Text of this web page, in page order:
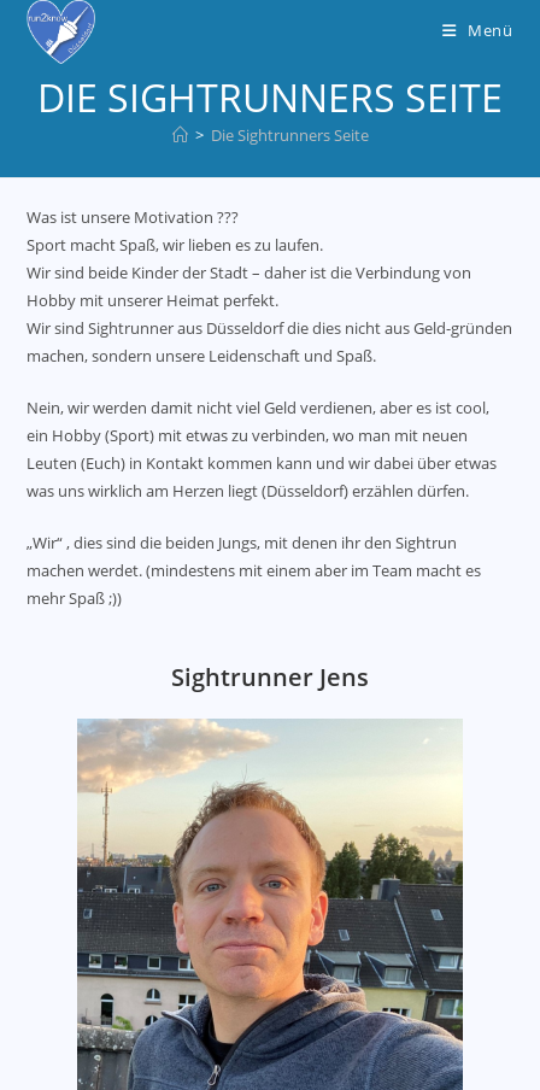
Zum
Inhalt
Menü
DIE SIGHTRUNNERS SEITE
> Die Sightrunners Seite
Was ist unsere Motivation ???
Sport macht Spaß, wir lieben es zu laufen.
Wir sind beide Kinder der Stadt – daher ist die Verbindung von
Hobby mit unserer Heimat perfekt.
Wir sind Sightrunner aus Düsseldorf die dies nicht aus Geld-gründen
machen, sondern unsere Leidenschaft und Spaß.
Nein, wir werden damit nicht viel Geld verdienen, aber es ist cool,
ein Hobby (Sport) mit etwas zu verbinden, wo man mit neuen
Leuten (Euch) in Kontakt kommen kann und wir dabei über etwas
was uns wirklich am Herzen liegt (Düsseldorf) erzählen dürfen.
„Wir“ , dies sind die beiden Jungs, mit denen ihr den Sightrun
machen werdet. (mindestens mit einem aber im Team macht es
mehr Spaß ;))
Sightrunner Jens